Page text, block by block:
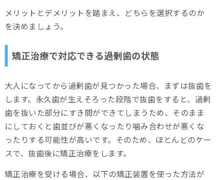
メリットとデメリットを踏まえ、どちらを選択するのか
を決めましょう。
矯正治療で対応できる過剰歯の状態
大人になってから過剰歯が見つかった場合、まずは抜歯を
します。永久歯が生えそろった段階で抜歯をすると、過剰
歯を抜いた部分にすき間ができてしまうため、そのまま
にしておくと歯並びが悪くなったり噛み合わせが悪くな
ったりする可能性が高いです。そのため、ほとんどのケー
スで、抜歯後に矯正治療をします。
矯正治療を受ける場合、以下の矯正装置を使った方法が